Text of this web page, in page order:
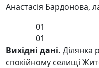
Анастасія Бардонова,
01
01
Вихідні дані. Ділянка
спокійному селищі